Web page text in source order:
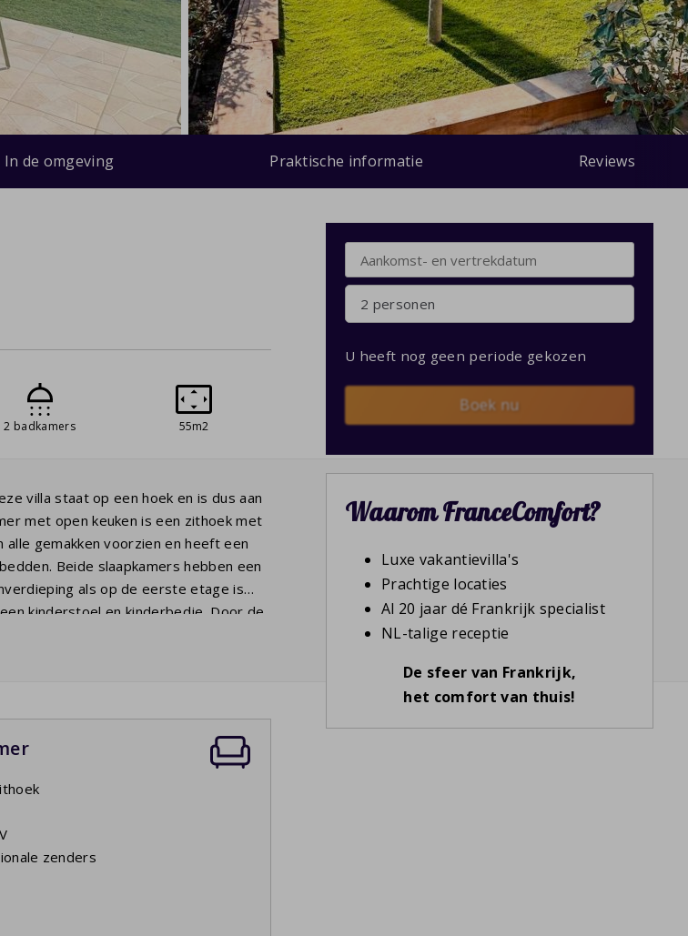
In de omgeving Praktische informatie Reviews
2 badkamers 55m2
villa staat op een hoek en is dus aan
met open keuken is een zithoek met
gemakken voorzien en heeft een
Beide slaapkamers hebben een
als op de eerste etage is
kinderstoel en kinderbedje. Door de
zenders
2 personen
U heeft nog geen periode gekozen
Boek nu
Waarom FranceComfort?
Luxe vakantievilla's
Prachtige locaties
Al 20 jaar dé Frankrijk specialist
NL-talige receptie
De sfeer van Frankrijk,
het comfort van thuis!